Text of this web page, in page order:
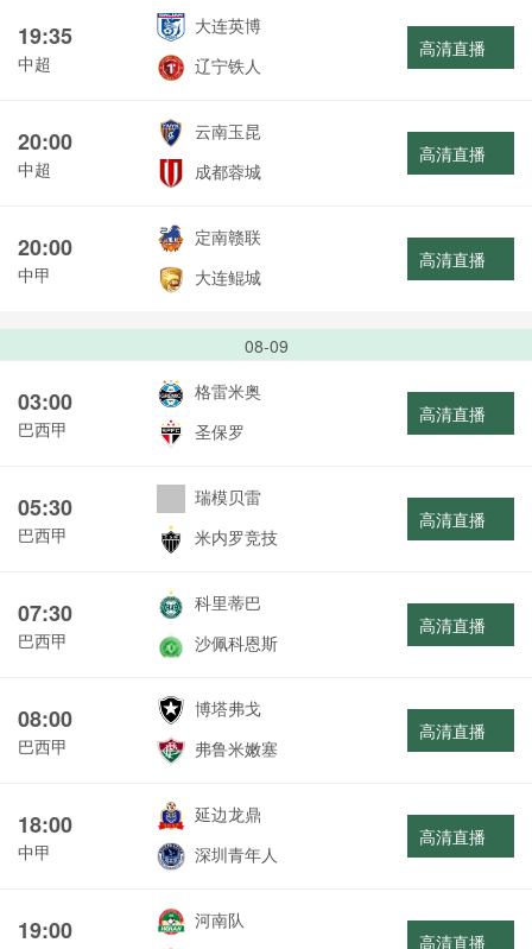
19:35
中超
大连英博
辽宁铁人
高清直播
20:00
中超
云南玉昆
成都蓉城
高清直播
20:00
中甲
定南赣联
大连鲲城
高清直播
08-09
03:00
巴西甲
格雷米奥
圣保罗
高清直播
05:30
巴西甲
瑞模贝雷
米内罗竞技
高清直播
07:30
巴西甲
科里蒂巴
沙佩科恩斯
高清直播
08:00
巴西甲
博塔弗戈
弗鲁米嫩塞
高清直播
18:00
中甲
延边龙鼎
深圳青年人
高清直播
19:00
河南队
高清直播